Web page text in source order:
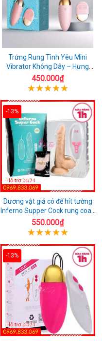
Trứng Rung Tình Yêu Mini
Vibrator Không Dây – Hưng
Phấn Mọi Nơi
450.000₫
-13%
Dương vật giả có đế hít tường
Inferno Supper Cock rung coay
7 chế độ
550.000₫
-13%